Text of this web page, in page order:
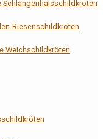
Riesenschildkröten
Weichschildkröten